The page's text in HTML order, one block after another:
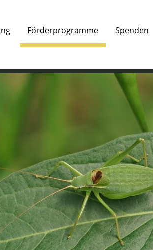
Förderprogramme Spenden